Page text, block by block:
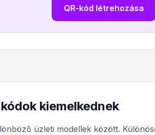
QR-kód létrehozása
kiemelkednek
üzleti modellek között.